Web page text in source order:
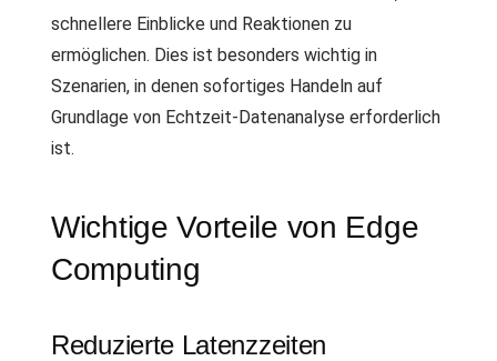
schnellere Einblicke und Reaktionen zu
ermöglichen. Dies ist besonders wichtig in
Szenarien, in denen sofortiges Handeln auf
Grundlage von Echtzeit-Datenanalyse erforderlich
ist.
Wichtige Vorteile von Edge
Computing
Reduzierte Latenzzeiten